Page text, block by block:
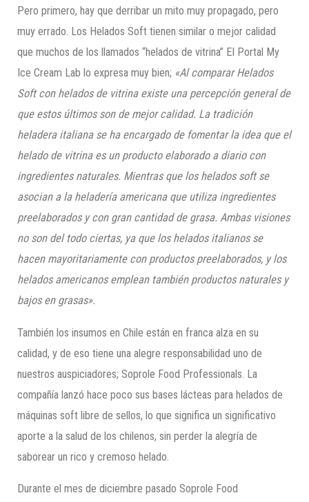
Pero primero, hay que derribar un mito muy propagado, pero
muy errado. Los Helados Soft tienen similar o mejor calidad
que muchos de los llamados “helados de vitrina” El Portal My
Ice Cream Lab lo expresa muy bien; «Al comparar Helados
Soft con helados de vitrina existe una percepción general de
que ​estos últimos son de mejor calidad​. La tradición
heladera italiana se ha encargado de fomentar la idea que el
helado de vitrina ​es un producto elaborado a diario con
ingredientes naturales. Mientras que los helados soft se
asocian a la heladería americana ​que utiliza ingredientes
preelaborados y con gran cantidad de grasa. Ambas visiones
no son del todo ciertas, ​ya que los helados italianos se
hacen mayoritariamente con productos preelaborados, y los
helados americanos ​emplean también productos naturales y
bajos en grasas».
También los insumos en Chile están en franca alza en su
calidad, y de eso tiene una alegre responsabilidad uno de
nuestros auspiciadores; Soprole Food Professionals. La
compañía lanzó hace poco sus bases lácteas para helados de
máquinas soft libre de sellos, lo que significa un significativo
aporte a la salud de los chilenos, sin perder la alegría de
saborear un rico y cremoso helado.
Durante el mes de diciembre pasado Soprole Food